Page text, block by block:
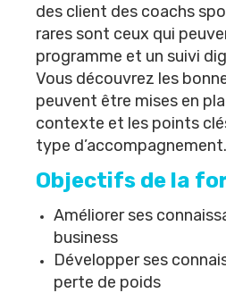
des client des coachs
rares sont ceux qui
programme et un suivi
Vous découvrez les
peuvent être mises en
contexte et les points
type d’accompagnement.
Objectifs de la
Améliorer ses
business
Développer ses
perte de poids